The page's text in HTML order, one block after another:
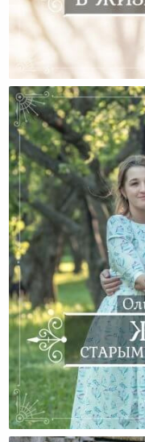
Простая
Жизнь